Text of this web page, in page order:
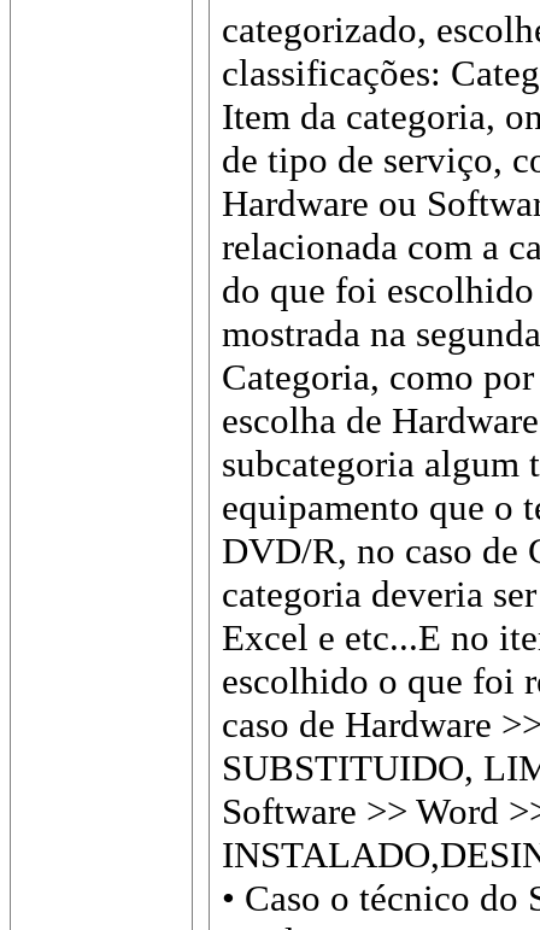
categorizado,
classificações:
Item da categoria,
de tipo de serviço,
Hardware ou
relacionada com a
do que foi
mostrada na
Categoria, como
escolha de
subcategoria algum
equipamento que o
DVD/R, no caso de
categoria deveria
Excel e etc...E no
escolhido o que foi
caso de Hardware
SUBSTITUIDO,
Software >> Word
• Caso o técnico do